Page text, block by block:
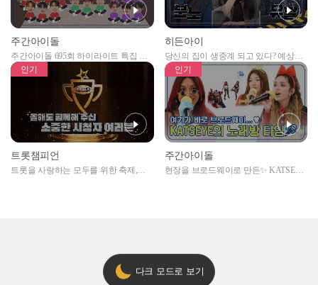
주간아이돌
주간아이돌 695회 하이라이트 특집 남
자아이돌편 예고
히든아이
당신의 집이 생중계 되고 있다? 예상치
못한 곳에서 일어나는 불법촬영 범죄!
인기
트롯챔피언
트롯을 사랑하는 모두를 위한 축제,
인기
주간아이돌
현장을 브로드웨이로 만든✨ KATSEYE
다크 모드로 보기